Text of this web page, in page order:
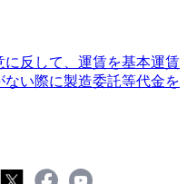
反して、運賃を基本運賃
い際に製造委託等代金を